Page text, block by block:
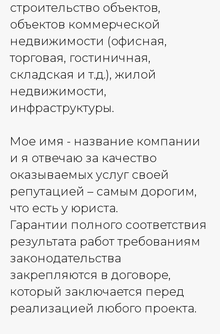
строительство объектов,
объектов коммерческой
недвижимости (офисная,
торговая, гостиничная,
складская и т.д.), жилой
недвижимости,
инфраструктуры.
Мое имя - название компании
и я отвечаю за качество
оказываемых услуг своей
репутацией – самым дорогим,
что есть у юриста.
Гарантии полного соответствия
результата работ требованиям
законодательства
закрепляются в договоре,
который заключается перед
реализацией любого проекта.